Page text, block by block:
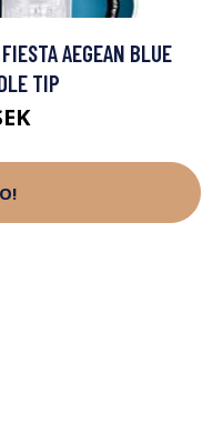
AEGEAN BLUE
TIP